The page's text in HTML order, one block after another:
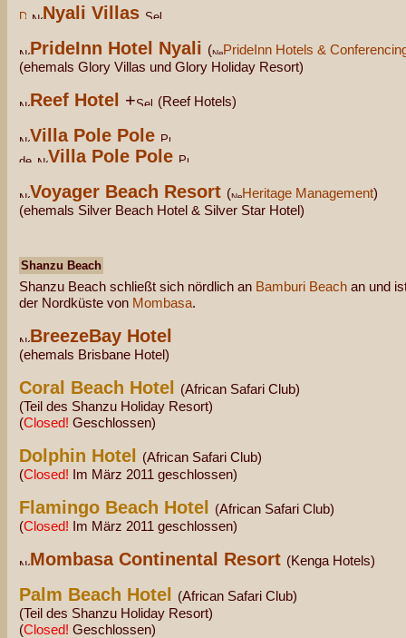
Nyali Villas
PrideInn Hotel Nyali (
PrideInn Hotels &
(ehemals Glory Villas und Glory Holiday Resort)
Reef Hotel + (Reef Hotels)
Villa Pole Pole
Villa Pole Pole
Voyager Beach Resort ( Heritage Management)
(ehemals Silver Beach Hotel & Silver Star Hotel)
Shanzu Beach
Shanzu Beach schließt sich nördlich an Bamburi Beach an und
der Nordküste von Mombasa.
BreezeBay Hotel
(ehemals Brisbane Hotel)
Coral Beach Hotel
(African Safari Club)
(Teil des Shanzu Holiday Resort)
(Closed! Geschlossen)
Dolphin Hotel
(African Safari Club)
(Closed! Im März 2011 geschlossen)
Flamingo Beach Hotel
(African Safari Club)
(Closed! Im März 2011 geschlossen)
Mombasa Continental Resort (Kenga Hotels)
Palm Beach Hotel
(African Safari Club)
(Teil des Shanzu Holiday Resort)
(Closed! Geschlossen)